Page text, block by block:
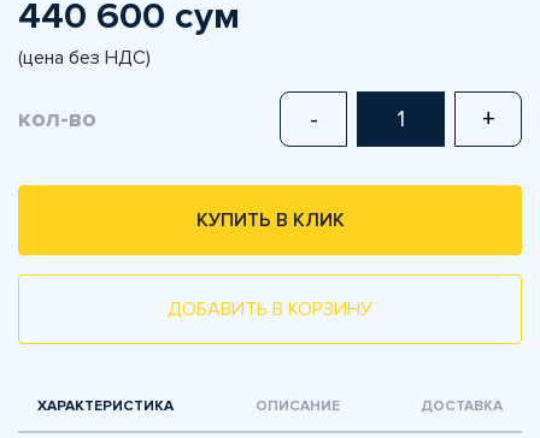
440 600 сум
(цена без НДС)
кол-во - +
КУПИТЬ В КЛИК
ДОБАВИТЬ В КОРЗИНУ
ХАРАКТЕРИСТИКА ОПИСАНИЕ ДОСТАВКА